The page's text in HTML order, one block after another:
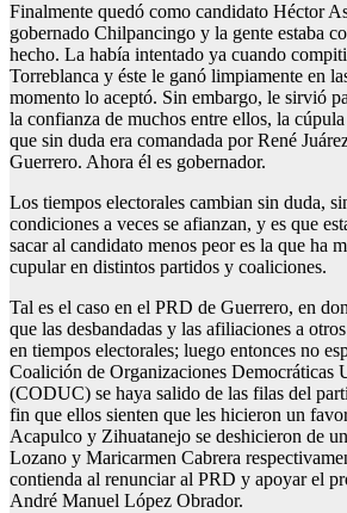
Finalmente quedó como candidato Héctor
gobernado Chilpancingo y la gente estaba
hecho. La había intentado ya cuando
Torreblanca y éste le ganó limpiamente en
momento lo aceptó. Sin embargo, le sirvió
la confianza de muchos entre ellos, la
que sin duda era comandada por René
Guerrero. Ahora él es gobernador.
Los tiempos electorales cambian sin duda,
condiciones a veces se afianzan, y es que
sacar al candidato menos peor es la que ha
cupular en distintos partidos y coaliciones.
Tal es el caso en el PRD de Guerrero, en
que las desbandadas y las afiliaciones a
en tiempos electorales; luego entonces no
Coalición de Organizaciones Democráticas
(CODUC) se haya salido de las filas del
fin que ellos sienten que les hicieron un
Acapulco y Zihuatanejo se deshicieron de
Lozano y Maricarmen Cabrera
contienda al renunciar al PRD y apoyar el
André Manuel López Obrador.